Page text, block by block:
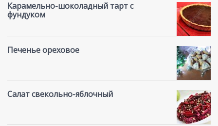
Карамельно-шоколадный тарт с
фундуком
Печенье ореховое
Салат свекольно-яблочный